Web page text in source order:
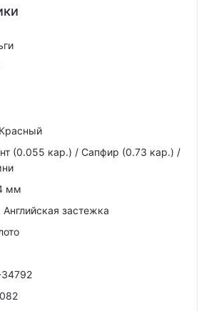
Красный
(0.055 кар.) / Сапфир (0.73 кар.) /
мм
Английская застежка